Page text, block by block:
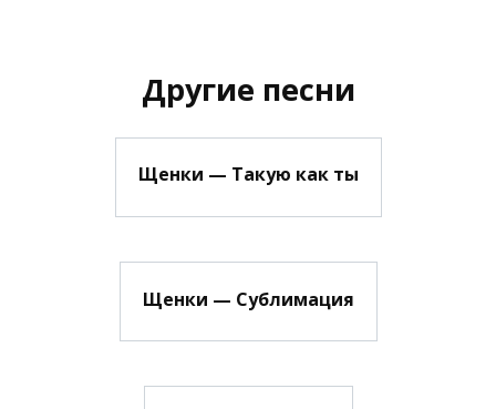
Другие песни
Щенки — Такую как ты
Щенки — Сублимация